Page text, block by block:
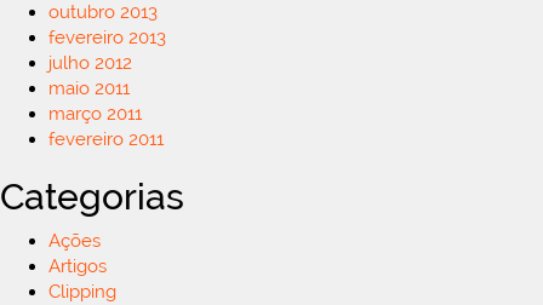
outubro 2013
fevereiro 2013
julho 2012
maio 2011
março 2011
fevereiro 2011
Categorias
Ações
Artigos
Clipping